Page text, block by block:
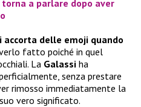
a parlare dopo aver
accorta delle emoji quando
fatto poiché in quel
La Galassi ha
senza prestare
rimosso immediatamente la
vero significato.